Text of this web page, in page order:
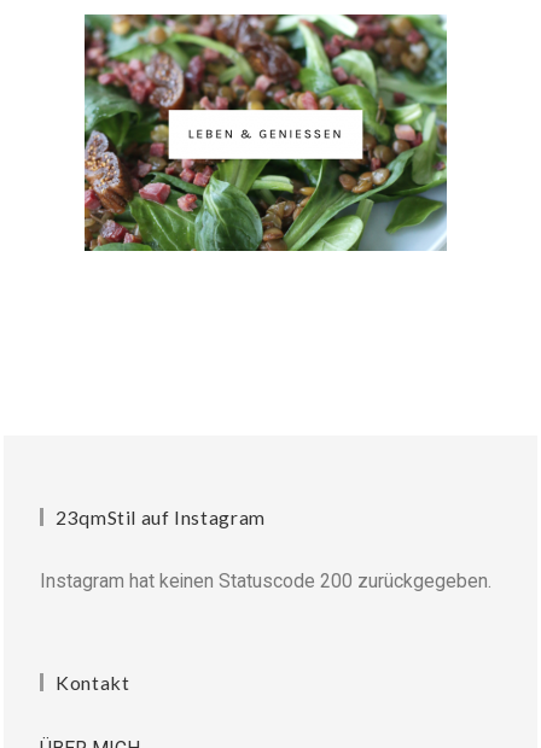
23qmStil auf Instagram
Instagram hat keinen Statuscode 200 zurückgegeben.
Kontakt